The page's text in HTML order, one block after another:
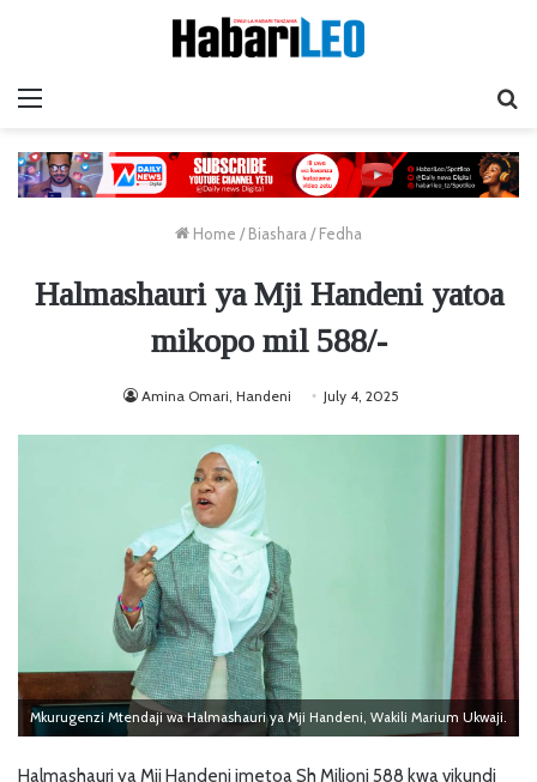
Home / Biashara/ Fedha
Halmashauri ya Mji Handeni yatoa
mikopo mil 588/-
Amina Omari, Handeni July 4, 2025
Mkurugenzi Mtendaji wa Halmashauri ya Mji Handeni, Wakili Marium Ukwaji.
Halmashauri ya Mji Handeni imetoa Sh Milioni 588 kwa vikundi